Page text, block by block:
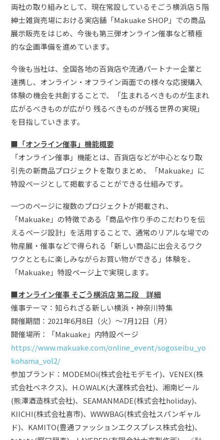
両社の取り組みとして、現在常設しているそごう横浜店５階
紳士雑貨売場における実店舗「Makuake SHOP」での商品
展示販売をはじめ、今後も第三弾オンライン催事など積極
的な企画準備を進めています。
今後も当社は、全国各地の百貨店や流通パートナー企業と
連携し、オンライン・オフライン両面での様々な応援購入
体験の機会を共創することで、「生まれるべきものが生まれ
広がるべきものが広がり 残るべきものが残る世界の実現」
を目指していきます。
■「オンライン催事」機能概要
「オンライン催事」機能とは、百貨店などが中心となり取
引先の新商品プロジェクトを取りまとめ、「Makuake」に
特設ページとして掲載することができる仕組みです。
一つのページに複数のプロジェクトが掲載され、
「Makuake」の特徴である「商品や作り手のこだわりを伝
えるページ設計」を活用することで、通常のリアルな場での
物産展・催事などで得られる「新しい商品に出会えるワク
ワクとともに楽しみながらお買い物ができる」体験を、
「Makuake」特設ページ上で実現します。
■オンライン催事 そごう横浜店 第二段 詳細
催事テーマ：知られざる新しい横浜・神奈川特集
開催期間：2021年6月8日（火）〜7月12日（月）
開催場所：「Makuake」内特設ページ
https://www.makuake.com/online_event/sogoseibu_yo
kohama_vol2/
参加ブランド：MODEMOi(株式会社モデモイ)、VENEX(株
式会社ベネクス)、H.O.WALK(大運株式会社)、湘南ビール
(熊澤酒造株式会社)、SEAMANMADE(株式会社holiday)、
KIICHI(株式会社喜市)、WWWBAG(株式会社スパンギャル
ド)、KAMITO(豊通ファッションエクスプレス株式会社)、